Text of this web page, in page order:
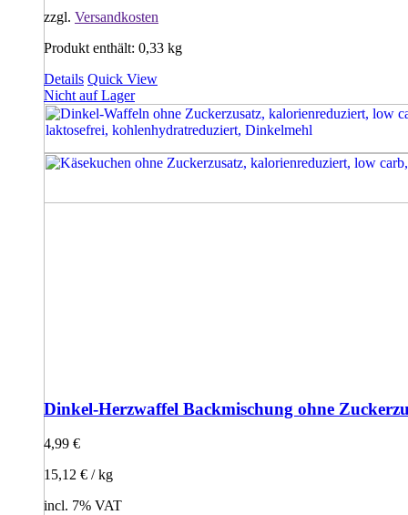
zzgl. Versandkosten
Produkt enthält: 0,33 kg
Details Quick View
Nicht auf Lager
Dinkel-Herzwaffel Backmischung ohne
4,99 €
15,12 € /kg
incl. 7% VAT